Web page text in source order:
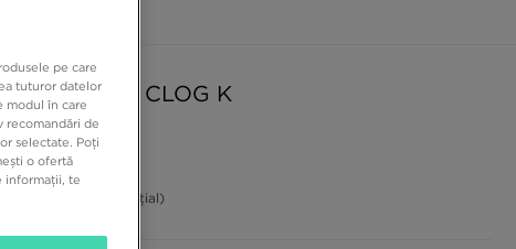
CLASSIC CLOG K
RON
(Prețul inițial)
pe care
tuturor datelor
modul în care
recomandări de
selectate. Poți
o ofertă
informații, te